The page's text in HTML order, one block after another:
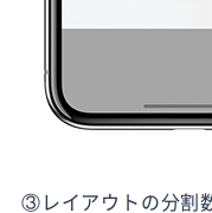
③レイアウトの分割